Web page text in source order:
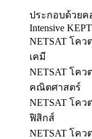
ประกอบด้วยค
Intensive
NETSAT โค
เคมี
NETSAT โค
คณิตศาสตร์
NETSAT โค
ฟิสิกส์
NETSAT โค